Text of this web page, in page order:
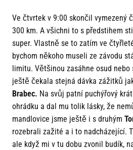
Ve čtvrtek v 9:00 skončil vymezený
300 km. A všichni to s předstihem
super. Vlastně se to zatím ve
bychom někoho museli ze závodu
limitu. Většinou zasáhne osud
ještě čekala stejná dávka zážitků
Brabec. Na svůj patní puchýřový
ohrádku a dal mu tolik lásky, že
mandlovice jsme ještě i s druhým
rozebrali zažité a i to nadcházející.
ale když mi v tu dobu zvonil budík,